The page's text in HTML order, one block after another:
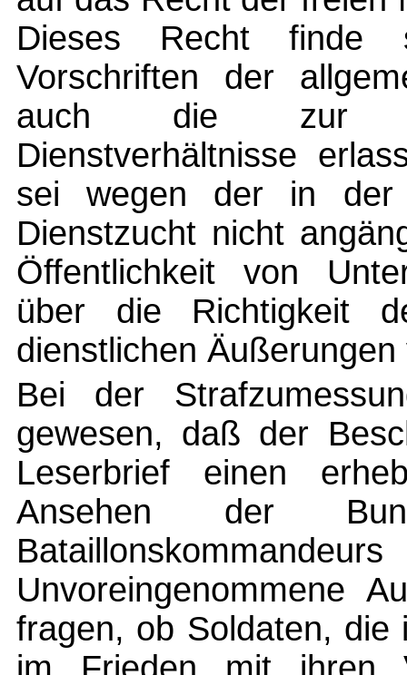
Dieses Recht finde
Vorschriften der
auch die zur
Dienstverhältnisse
sei wegen der in der
Dienstzucht nicht
Öffentlichkeit von
über die Richtigkeit
dienstlichen
Bei der
gewesen, daß der
Leserbrief einen
Ansehen der
Unvoreingenommene
fragen, ob Soldaten, die